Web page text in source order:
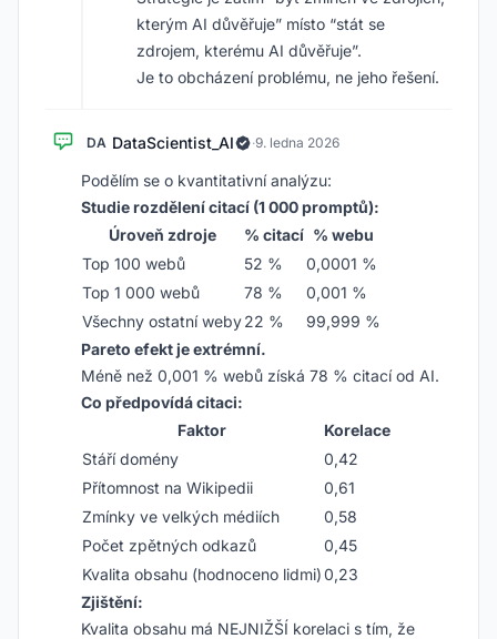
kterým AI důvěřuje” místo “stát se
zdrojem, kterému AI důvěřuje”.
Je to obcházení problému, ne jeho řešení.
DA DataScientist_AI ·9. ledna 2026
Podělím se o kvantitativní analýzu:
Studie rozdělení citací (1 000 promptů):
Úroveň zdroje
% citací % webu
Top 100 webů
52 %
0,0001 %
Top 1 000 webů
78 %
0,001 %
Všechny ostatní weby22 %
99,999 %
Pareto efekt je extrémní.
Méně než 0,001 % webů získá 78 % citací od AI.
Co předpovídá citaci:
Faktor
Korelace
Stáří domény
0,42
Přítomnost na Wikipedii
0,61
Zmínky ve velkých médiích
0,58
Počet zpětných odkazů
0,45
Kvalita obsahu (hodnoceno lidmi)0,23
Zjištění:
Kvalita obsahu má NEJNIŽŠÍ korelaci s tím, že